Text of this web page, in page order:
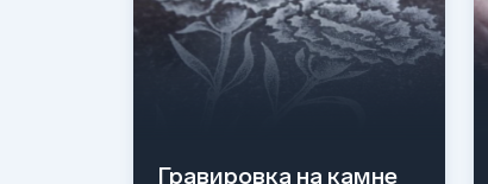
Гравировка на камне